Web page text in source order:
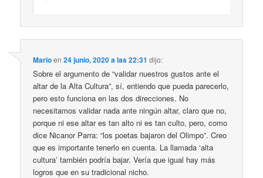
Marioen24 junio, 2020 a las 22:31 dijo:
Sobre el argumento de “validar nuestros gustos ante el
altar de la Alta Cultura”, sí, entiendo que pueda parecerlo,
pero esto funciona en las dos direcciones. No
necesitamos validar nada ante ningún altar, claro que no,
porque ni ese altar es tan alto ni es tan culto, pero, como
dice Nicanor Parra: “los poetas bajaron del Olimpo”. Creo
que es importante tenerlo en cuenta. La llamada ‘alta
cultura’ también podría bajar. Vería que igual hay más
logros que en su tradicional nicho.